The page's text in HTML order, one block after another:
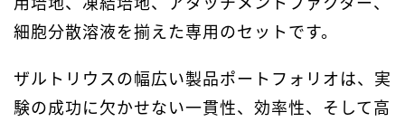
細胞分散溶液を揃えた専用のセットです。
ザルトリウスの幅広い製品ポートフォリオは、実
験の成功に欠かせない一貫性、効率性、そして高